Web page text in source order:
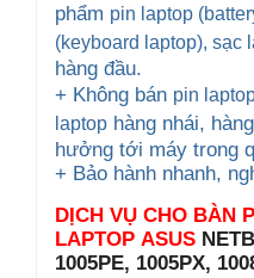
phẩm pin laptop
(keyboard laptop), sạc
hàng đầu.
+ Không bán pin
laptop hàng nhái,
hưởng tới máy trong
+ Bảo hành nhanh,
DỊCH VỤ CHO BÀN
LAPTOP ASUS
1005PE, 1005PX,